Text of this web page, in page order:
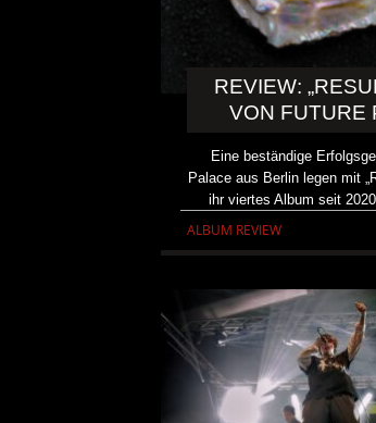
REVIEW:
VON FUTURE
Eine beständige
Palace aus Berlin legen mit
ihr viertes Album seit
ALBUM REVIEW